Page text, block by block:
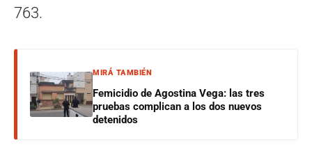
763.
MIRÁ TAMBIÉN
Femicidio de Agostina Vega: las tres
pruebas complican a los dos nuevos
detenidos